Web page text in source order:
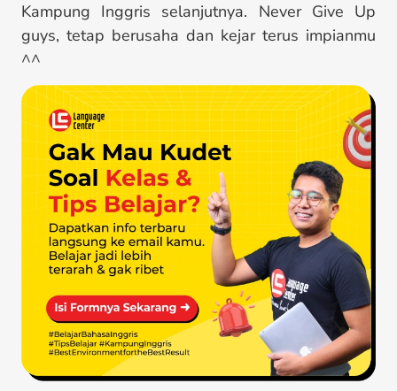
Kampung Inggris selanjutnya. Never Give Up
guys, tetap berusaha dan kejar terus impianmu
^^